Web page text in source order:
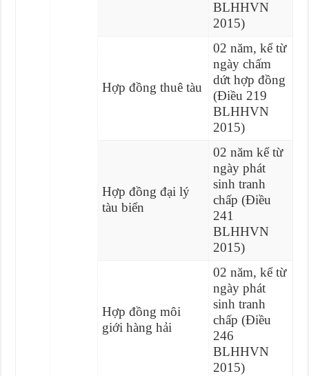
BLHHVN
2015)
Hợp đồng thuê tàu
02 năm, kể từ
ngày chấm
dứt hợp đồng
(Điều 219
BLHHVN
2015)
Hợp đồng đại lý
tàu biển
02 năm kể từ
ngày phát
sinh tranh
chấp (Điều
241
BLHHVN
2015)
Hợp đồng môi
giới hàng hải
02 năm, kể từ
ngày phát
sinh tranh
chấp (Điều
246
BLHHVN
2015)